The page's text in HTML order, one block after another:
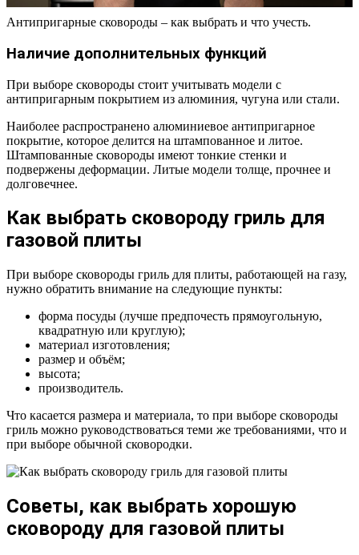
Антипригарные сковороды – как выбрать и что учесть.
Наличие дополнительных функций
При выборе сковороды стоит учитывать модели с
антипригарным покрытием из алюминия, чугуна или стали.
Наиболее распространено алюминиевое антипригарное
покрытие, которое делится на штампованное и литое.
Штампованные сковороды имеют тонкие стенки и
подвержены деформации. Литые модели толще, прочнее и
долговечнее.
Как выбрать сковороду гриль для
газовой плиты
При выборе сковороды гриль для плиты, работающей на газу,
нужно обратить внимание на следующие пункты:
форма посуды (лучше предпочесть прямоугольную,
квадратную или круглую);
материал изготовления;
размер и объём;
высота;
производитель.
Что касается размера и материала, то при выборе сковороды
гриль можно руководствоваться теми же требованиями, что и
при выборе обычной сковородки.
Советы, как выбрать хорошую
сковороду для газовой плиты